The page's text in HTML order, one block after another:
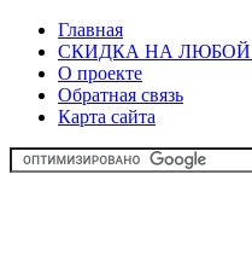
Главная
СКИДКА НА ЛЮБОЙ
О проекте
Обратная связь
Карта сайта